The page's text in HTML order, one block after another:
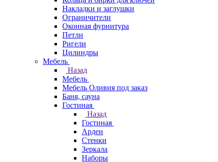
Накладки и заглушки
Ограничители
Оконная фурнитура
Петли
Ригели
Цилиндры
Мебель
Назад
Мебель
Мебель Оливия под заказ
Баня, сауна
Гостиная
Назад
Гостиная
Арден
Стенки
Зеркала
Наборы